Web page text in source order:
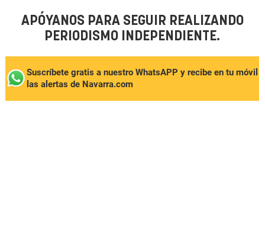
APÓYANOS PARA SEGUIR REALIZANDO
PERIODISMO INDEPENDIENTE.
Suscríbete gratis a nuestro WhatsAPP y recibe en tu móvil
las alertas de Navarra.com